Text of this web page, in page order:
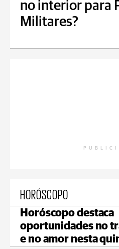
no interior para
Militares?
HORÓSCOPO
Horóscopo destaca
oportunidades no
e no amor nesta